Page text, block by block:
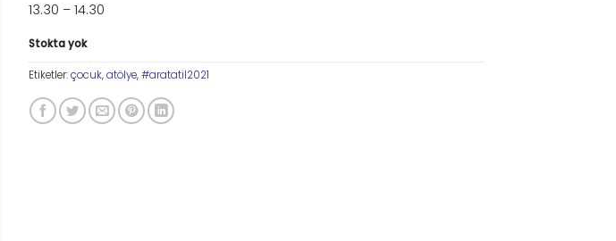
13.30 – 14.30
Stokta yok
Etiketler:çocuk,atölye,#aratatil2021